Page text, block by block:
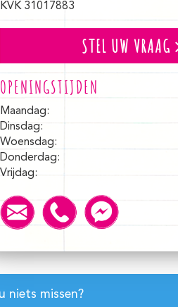
KVK 31017883
STEL UW VRAAG
OPENINGSTIJDEN
Maandag:
Dinsdag:
Woensdag:
Donderdag:
Vrijdag:
niets missen?